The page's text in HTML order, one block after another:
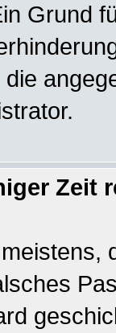
Grund
Zeit